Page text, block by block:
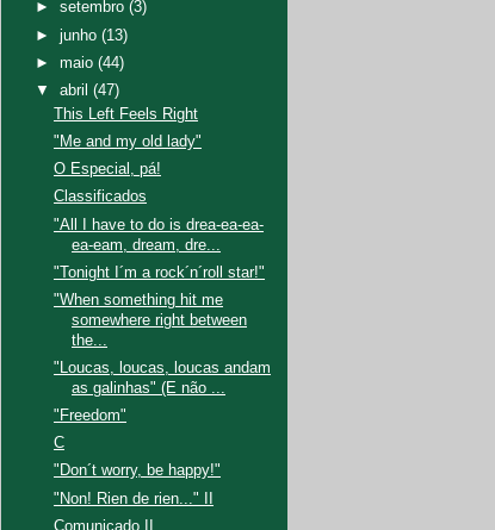
► setembro (3)
► junho (13)
► maio (44)
▼ abril (47)
This Left Feels Right
"Me and my old lady"
O Especial, pá!
Classificados
"All I have to do is drea-ea-ea-
ea-eam, dream, dre...
"Tonight I´m a rock´n´roll star!"
"When something hit me
somewhere right between
the...
"Loucas, loucas, loucas andam
as galinhas" (E não ...
"Freedom"
C
"Don´t worry, be happy!"
"Non! Rien de rien..." II
Comunicado II